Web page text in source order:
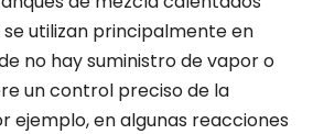
utilizan principalmente en
no hay suministro de vapor o
un control preciso de la
ejemplo, en algunas reacciones